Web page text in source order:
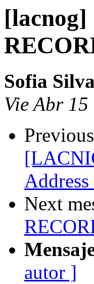
[lacnog]
Sofia Silva
Vie Abr
Next
autor ]